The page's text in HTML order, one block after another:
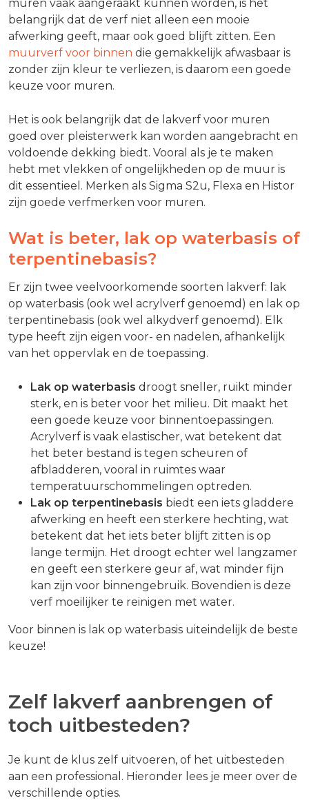
muren vaak aangeraakt kunnen worden, is het
belangrijk dat de verf niet alleen een mooie
afwerking geeft, maar ook goed blijft zitten. Een
muurverf voor binnen die gemakkelijk afwasbaar is
zonder zijn kleur te verliezen, is daarom een goede
keuze voor muren.
Het is ook belangrijk dat de lakverf voor muren
goed over pleisterwerk kan worden aangebracht en
voldoende dekking biedt. Vooral als je te maken
hebt met vlekken of ongelijkheden op de muur is
dit essentieel. Merken als Sigma S2u, Flexa en Histor
zijn goede verfmerken voor muren.
Wat is beter, lak op waterbasis of
terpentinebasis?
Er zijn twee veelvoorkomende soorten lakverf: lak
op waterbasis (ook wel acrylverf genoemd) en lak op
terpentinebasis (ook wel alkydverf genoemd). Elk
type heeft zijn eigen voor- en nadelen, afhankelijk
van het oppervlak en de toepassing.
Lak op waterbasis droogt sneller, ruikt minder
sterk, en is beter voor het milieu. Dit maakt het
een goede keuze voor binnentoepassingen.
Acrylverf is vaak elastischer, wat betekent dat
het beter bestand is tegen scheuren of
afbladderen, vooral in ruimtes waar
temperatuurschommelingen optreden.
Lak op terpentinebasis biedt een iets gladdere
afwerking en heeft een sterkere hechting, wat
betekent dat het iets beter blijft zitten is op
lange termijn. Het droogt echter wel langzamer
en geeft een sterkere geur af, wat minder fijn
kan zijn voor binnengebruik. Bovendien is deze
verf moeilijker te reinigen met water.
Voor binnen is lak op waterbasis uiteindelijk de beste
keuze!
Zelf lakverf aanbrengen of
toch uitbesteden?
Je kunt de klus zelf uitvoeren, of het uitbesteden
aan een professional. Hieronder lees je meer over de
verschillende opties.